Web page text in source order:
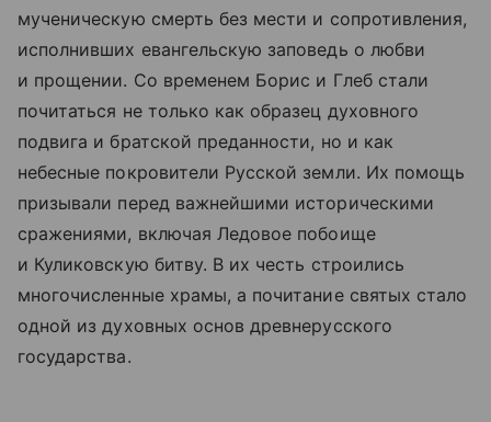
мученическую смерть без мести и сопротивления,
исполнивших евангельскую заповедь о любви
и прощении. Со временем Борис и Глеб стали
почитаться не только как образец духовного
подвига и братской преданности, но и как
небесные покровители Русской земли. Их помощь
призывали перед важнейшими историческими
сражениями, включая Ледовое побоище
и Куликовскую битву. В их честь строились
многочисленные храмы, а почитание святых стало
одной из духовных основ древнерусского
государства.